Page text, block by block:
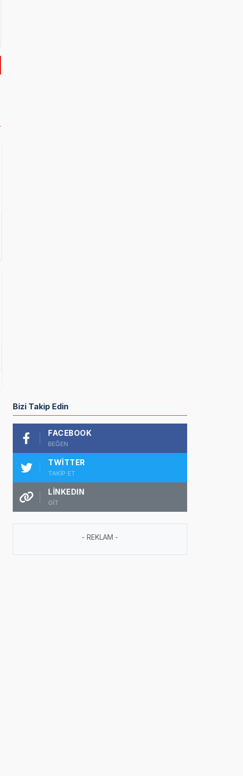
Bizi Takip Edin
FACEBOOK
BEĞEN
TWITTER
TAKİP ET
LINKEDIN
GİT
- REKLAM -